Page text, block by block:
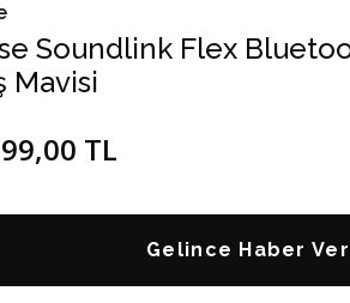
Soundlink Flex
Mavisi
TL
Gelince Haber Ver